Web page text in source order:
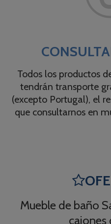
Todos los productos
tendrán transporte
(excepto Portugal), el
que consultarnos en

Mueble de baño
cajones